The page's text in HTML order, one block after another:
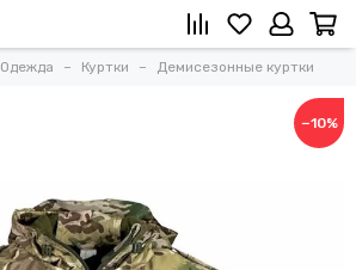
Одежда Куртки Демисезонные куртки
−10%